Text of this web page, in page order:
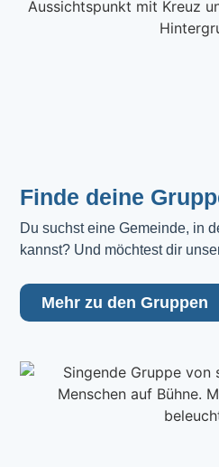
Finde deine
Du suchst eine Gemeinde, in
kannst? Und möchtest dir
Mehr zu den Gruppen